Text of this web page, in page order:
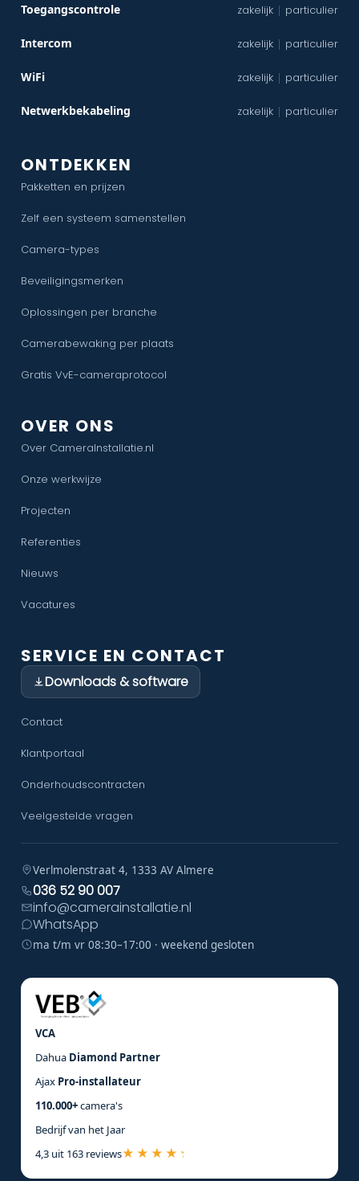
Toegangscontrole zakelijk | particulier
Intercom zakelijk | particulier
WiFi zakelijk | particulier
Netwerkbekabeling zakelijk | particulier
ONTDEKKEN
Pakketten en prijzen
Zelf een systeem samenstellen
Camera-types
Beveiligingsmerken
Oplossingen per branche
Camerabewaking per plaats
Gratis VvE-cameraprotocol
OVER ONS
Over CameraInstallatie.nl
Onze werkwijze
Projecten
Referenties
Nieuws
Vacatures
SERVICE EN CONTACT
Downloads & software
Contact
Klantportaal
Onderhoudscontracten
Veelgestelde vragen
Verlmolenstraat 4, 1333 AV Almere
036 52 90 007
info@camerainstallatie.nl
WhatsApp
ma t/m vr 08:30–17:00 · weekend gesloten
VCA
Dahua Diamond Partner
Ajax Pro-installateur
110.000+camera's
Bedrijf van het Jaar
4,3 uit 163 reviews